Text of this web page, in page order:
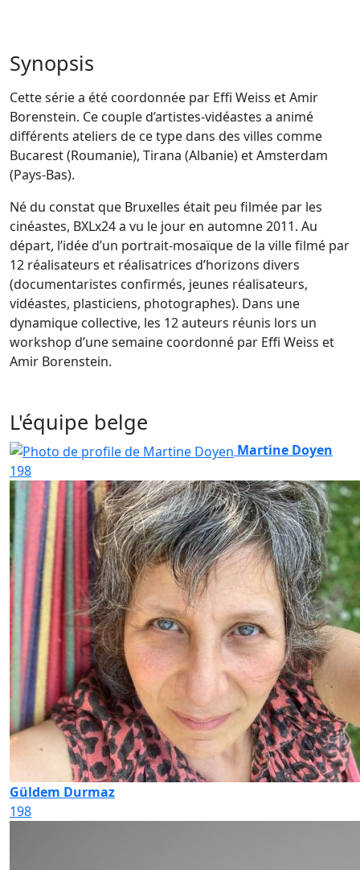
Synopsis
Cette série a été coordonnée par Effi Weiss et Amir
Borenstein. Ce couple d’artistes-vidéastes a animé
différents ateliers de ce type dans des villes comme
Bucarest (Roumanie), Tirana (Albanie) et Amsterdam
(Pays-Bas).
Né du constat que Bruxelles était peu filmée par les
cinéastes, BXLx24 a vu le jour en automne 2011. Au
départ, l’idée d’un portrait-mosaïque de la ville filmé par
12 réalisateurs et réalisatrices d’horizons divers
(documentaristes confirmés, jeunes réalisateurs,
vidéastes, plasticiens, photographes). Dans une
dynamique collective, les 12 auteurs réunis lors un
workshop d’une semaine coordonné par Effi Weiss et
Amir Borenstein.
L'équipe belge
Martine Doyen
198
Güldem Durmaz
198